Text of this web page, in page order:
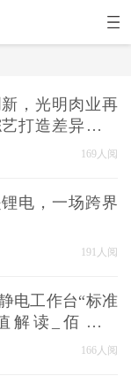
，光明肉业再
打造差异化传
169人阅
电，一场跨界
191人阅
电工作台“标准
解读_佰斯特
166人阅